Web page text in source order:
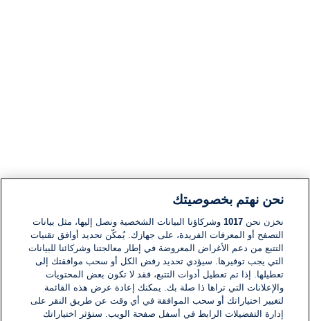
نحن نهتم بخصوصيتك
نخزن نحن1017 وشركاؤنا البيانات الشخصية ونصل إليها، مثل بيانات
التصفح أو المعرفات الفريدة، على جهازك. يُمكّن تحديد أوافق تقنيات
التتبع من دعم الأغراض المعروضة في إطار معالجتنا وشركائنا للبيانات
التي يجب توفيرها. سيؤدي تحديد رفض الكل أو سحب موافقتك إلى
تعطيلها. إذا تم تعطيل أدوات التتبع، فقد لا تكون بعض المحتويات
والإعلانات التي تراها ذا صلة بك. يمكنك إعادة عرض هذه القائمة
لتغيير اختياراتك أو سحب الموافقة في أي وقت عن طريق النقر على
إدارة التفضيلات الرابط في أسفل صفحة الويب. ستؤثر اختياراتك